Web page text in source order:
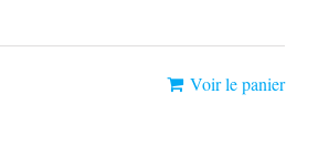
Voir le panier